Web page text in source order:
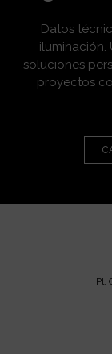
Datos
iluminación.
soluciones
proyectos
Pl.